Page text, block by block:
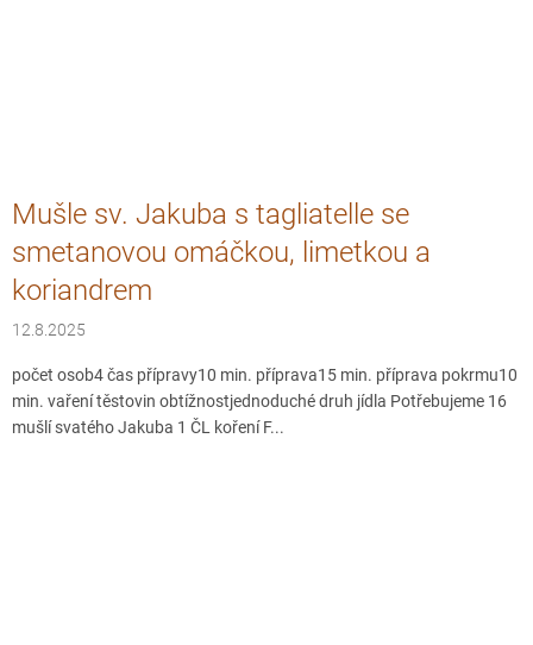
Mušle sv. Jakuba s tagliatelle se
smetanovou omáčkou, limetkou a
koriandrem
12.8.2025
počet osob4 čas přípravy10 min. příprava15 min. příprava pokrmu10
min. vaření těstovin obtížnostjednoduché druh jídla Potřebujeme 16
mušlí svatého Jakuba 1 ČL koření F...